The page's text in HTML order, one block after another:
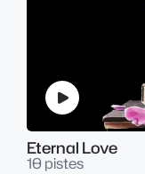
Eternal Love
10 pistes